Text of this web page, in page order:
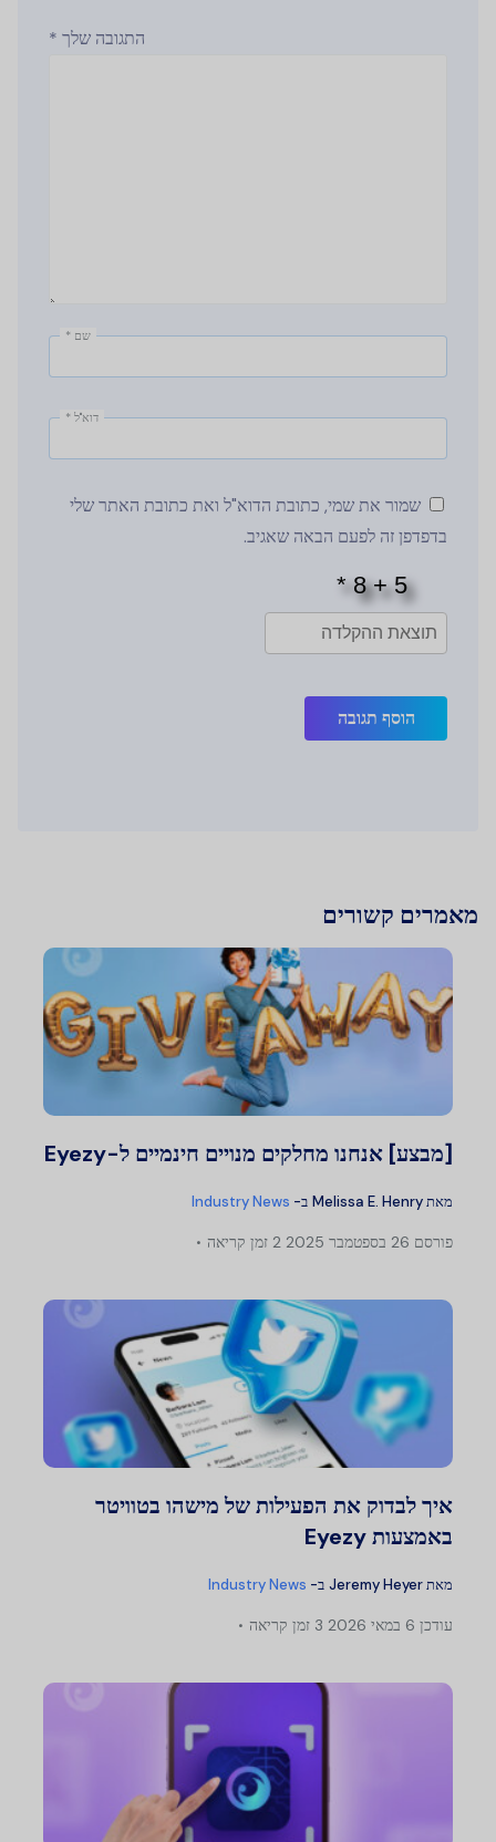
התגובה שלך *
שם *
דוא"ל *
שמור את שמי, כתובת הדוא"ל ואת כתובת האתר שלי
בדפדפן זה לפעם הבאה שאגיב.
הוסף תגובה
מאמרים קשורים
[מבצע] אנחנו מחלקים מנויים חינמיים ל-Eyezy
מאתMelissa E. Henry ב- Industry News
פורסם 2 זמן קריאה
איך לבדוק את הפעילות של מישהו בטוויטר
באמצעות Eyezy
מאתJeremy Heyer ב- Industry News
עודכן 3 זמן קריאה